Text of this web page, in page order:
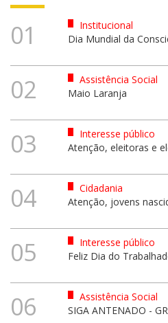
01
Institucional
Dia Mundial da
02
Assistência Social
Maio Laranja
03
Interesse público
Atenção, eleitoras e
04
Cidadania
Atenção, jovens
05
Interesse público
Feliz Dia do
06
Assistência Social
SIGA ANTENADO -